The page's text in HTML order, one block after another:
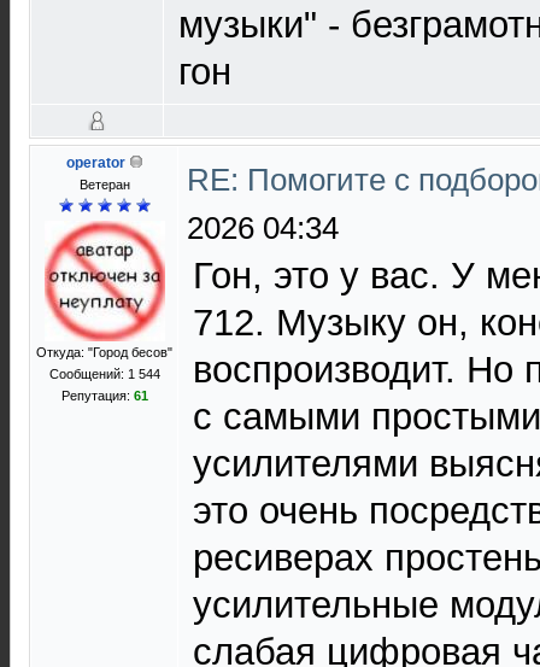
музыки" -
гон
operator
Ветеран
Откуда: "Город бесов"
Сообщений: 1 544
Репутация: 61
RE: Помогите с
2026 04:34
Гон, это у вас. У
712. Музыку он,
воспроизводит. Но
с самыми
усилителями
это очень
ресиверах
усилительные
слабая цифровая